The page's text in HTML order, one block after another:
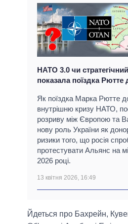
НАТО 3.0 чи
показала поїздка
Як поїздка Марка Рютте
внутрішню кризу НАТО,
розриву між Європою та
нову роль України як
ризики того, що росія
протестувати Альянс на
2026 році.
13 квітня 2026, 16:49
Йдеться про Бахрейн,